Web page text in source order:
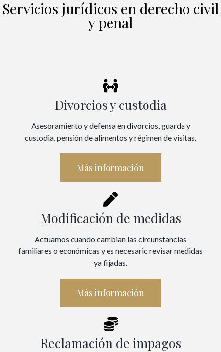
Servicios jurídicos en derecho civil
y penal
Divorcios y custodia
Asesoramiento y defensa en divorcios, guarda y
custodia, pensión de alimentos y régimen de visitas.
Más información
Modificación de medidas
Actuamos cuando cambian las circunstancias
familiares o económicas y es necesario revisar medidas
ya fijadas.
Más información
Reclamación de impagos